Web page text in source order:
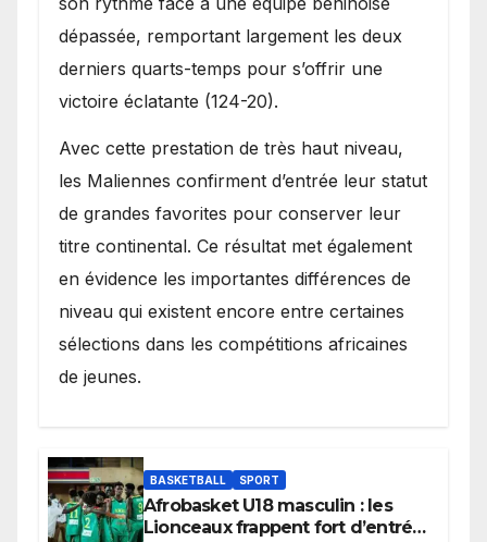
dépassée, remportant largement les deux
derniers quarts-temps pour s’offrir une
victoire éclatante (124-20).
Avec cette prestation de très haut niveau,
les Maliennes confirment d’entrée leur statut
de grandes favorites pour conserver leur
titre continental. Ce résultat met également
en évidence les importantes différences de
niveau qui existent encore entre certaines
sélections dans les compétitions africaines
de jeunes.
BASKETBALL SPORT
Afrobasket U18 masculin : les
Lionceaux frappent fort d’entrée